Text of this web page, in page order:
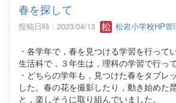
春を探して
投稿日時 : 2023/04/13 松岩小学校HP管
・各学年で，春を見つける学習を行って
生活科で，３年生は，理科の学習で行って
・どちらの学年も，見つけた春をタブレ
した。春の花を撮影したり，動き始めた
と，楽しそうに取り組んでいました。